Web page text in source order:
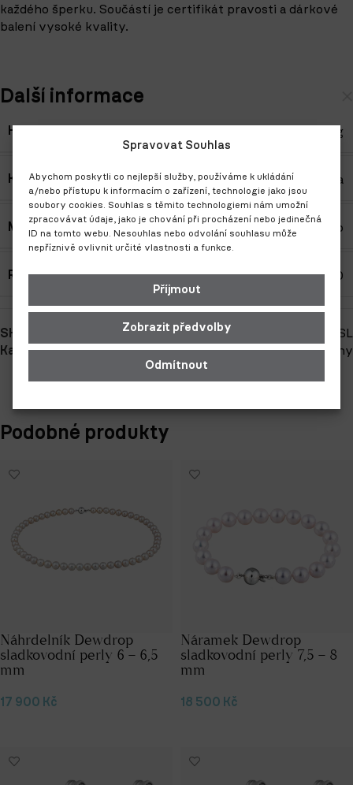
Spravovat Souhlas
Abychom poskytli co nejlepší služby, používáme k ukládání
a/nebo přístupu k informacím o zařízení, technologie jako jsou
soubory cookies. Souhlas s těmito technologiemi nám umožní
zpracovávat údaje, jako je chování při procházení nebo jedinečná
ID na tomto webu. Nesouhlas nebo odvolání souhlasu může
nepříznivě ovlivnit určité vlastnosti a funkce.
Příjmout
Odmítnout
Zobrazit předvolby
každého šperku. Součástí je certifikát pravosti a dárkové
balení vysoké kvality.
Další informace
Hmotnost 2,65 g
Kámen Diamant Perla
Materiál Bílé zlato
Ryzost Au 585/1000
SKU:
21129-SL
Kategorie:
Dárky,Dárky pro ni,Perly,Prsteny
Podobné produkty
Náhrdelník Dewdrop
sladkovodní perly 6 – 6,5
mm
17 900 Kč
Náramek Dewdrop
sladkovodní perly 7,5 – 8
mm
18 500 Kč